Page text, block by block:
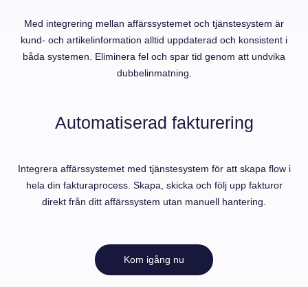
Med integrering mellan affärssystemet och tjänstesystem är
kund- och artikelinformation alltid uppdaterad och konsistent i
båda systemen. Eliminera fel och spar tid genom att undvika
dubbelinmatning.
Automatiserad fakturering
Integrera affärssystemet med tjänstesystem för att skapa flow i
hela din fakturaprocess. Skapa, skicka och följ upp fakturor
direkt från ditt affärssystem utan manuell hantering.
Kom igång nu